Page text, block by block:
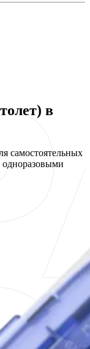
в
самостоятельных